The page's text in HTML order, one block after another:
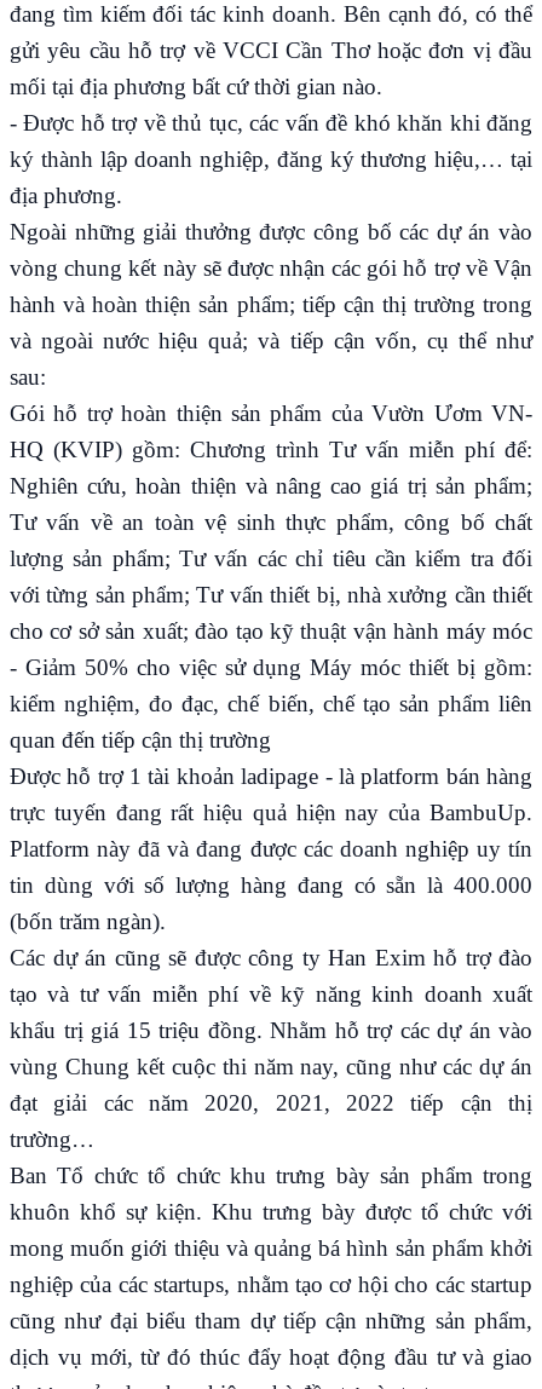
đang tìm kiếm đối tác kinh doanh. Bên cạnh đó, có thể
gửi yêu cầu hỗ trợ về VCCI Cần Thơ hoặc đơn vị đầu
mối tại địa phương bất cứ thời gian nào.
- Được hỗ trợ về thủ tục, các vấn đề khó khăn khi đăng
ký thành lập doanh nghiệp, đăng ký thương hiệu,… tại
địa phương.
Ngoài những giải thưởng được công bố các dự án vào
vòng chung kết này sẽ được nhận các gói hỗ trợ về Vận
hành và hoàn thiện sản phẩm; tiếp cận thị trường trong
và ngoài nước hiệu quả; và tiếp cận vốn, cụ thể như
sau:
Gói hỗ trợ hoàn thiện sản phẩm của Vườn Ươm VN-
HQ (KVIP) gồm: Chương trình Tư vấn miễn phí để:
Nghiên cứu, hoàn thiện và nâng cao giá trị sản phẩm;
Tư vấn về an toàn vệ sinh thực phẩm, công bố chất
lượng sản phẩm; Tư vấn các chỉ tiêu cần kiểm tra đối
với từng sản phẩm; Tư vấn thiết bị, nhà xưởng cần thiết
cho cơ sở sản xuất; đào tạo kỹ thuật vận hành máy móc
- Giảm 50% cho việc sử dụng Máy móc thiết bị gồm:
kiểm nghiệm, đo đạc, chế biến, chế tạo sản phẩm liên
quan đến tiếp cận thị trường
Được hỗ trợ 1 tài khoản ladipage - là platform bán hàng
trực tuyến đang rất hiệu quả hiện nay của BambuUp.
Platform này đã và đang được các doanh nghiệp uy tín
tin dùng với số lượng hàng đang có sẵn là 400.000
(bốn trăm ngàn).
Các dự án cũng sẽ được công ty Han Exim hỗ trợ đào
tạo và tư vấn miễn phí về kỹ năng kinh doanh xuất
khẩu trị giá 15 triệu đồng. Nhằm hỗ trợ các dự án vào
vùng Chung kết cuộc thi năm nay, cũng như các dự án
đạt giải các năm 2020, 2021, 2022 tiếp cận thị
trường…
Ban Tổ chức tổ chức khu trưng bày sản phẩm trong
khuôn khổ sự kiện. Khu trưng bày được tổ chức với
mong muốn giới thiệu và quảng bá hình sản phẩm khởi
nghiệp của các startups, nhằm tạo cơ hội cho các startup
cũng như đại biểu tham dự tiếp cận những sản phẩm,
dịch vụ mới, từ đó thúc đẩy hoạt động đầu tư và giao